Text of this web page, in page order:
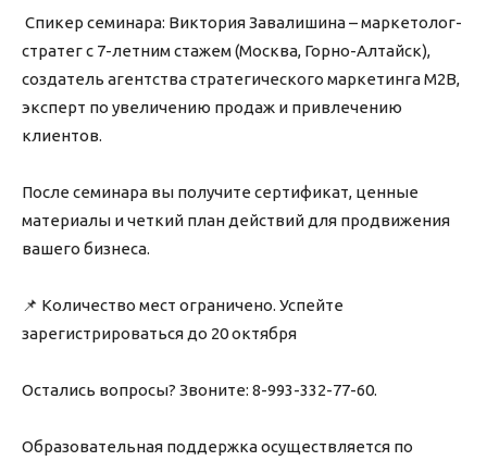
Спикер семинара: Виктория Завалишина – маркетолог-
стратег с 7-летним стажем (Москва, Горно-Алтайск),
создатель агентства стратегического маркетинга М2В,
эксперт по увеличению продаж и привлечению
клиентов.
После семинара вы получите сертификат, ценные
материалы и четкий план действий для продвижения
вашего бизнеса.
📌 Количество мест ограничено. Успейте
зарегистрироваться до 20 октября
Остались вопросы? Звоните: 8-993-332-77-60.
Образовательная поддержка осуществляется по